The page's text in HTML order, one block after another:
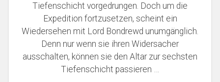
Tiefenschicht vorgedrungen. Doch um die
Expedition fortzusetzen, scheint ein
Wiedersehen mit Lord Bondrewd unumgänglich.
Denn nur wenn sie ihren Widersacher
ausschalten, können sie den Altar zur sechsten
Tiefenschicht passieren …